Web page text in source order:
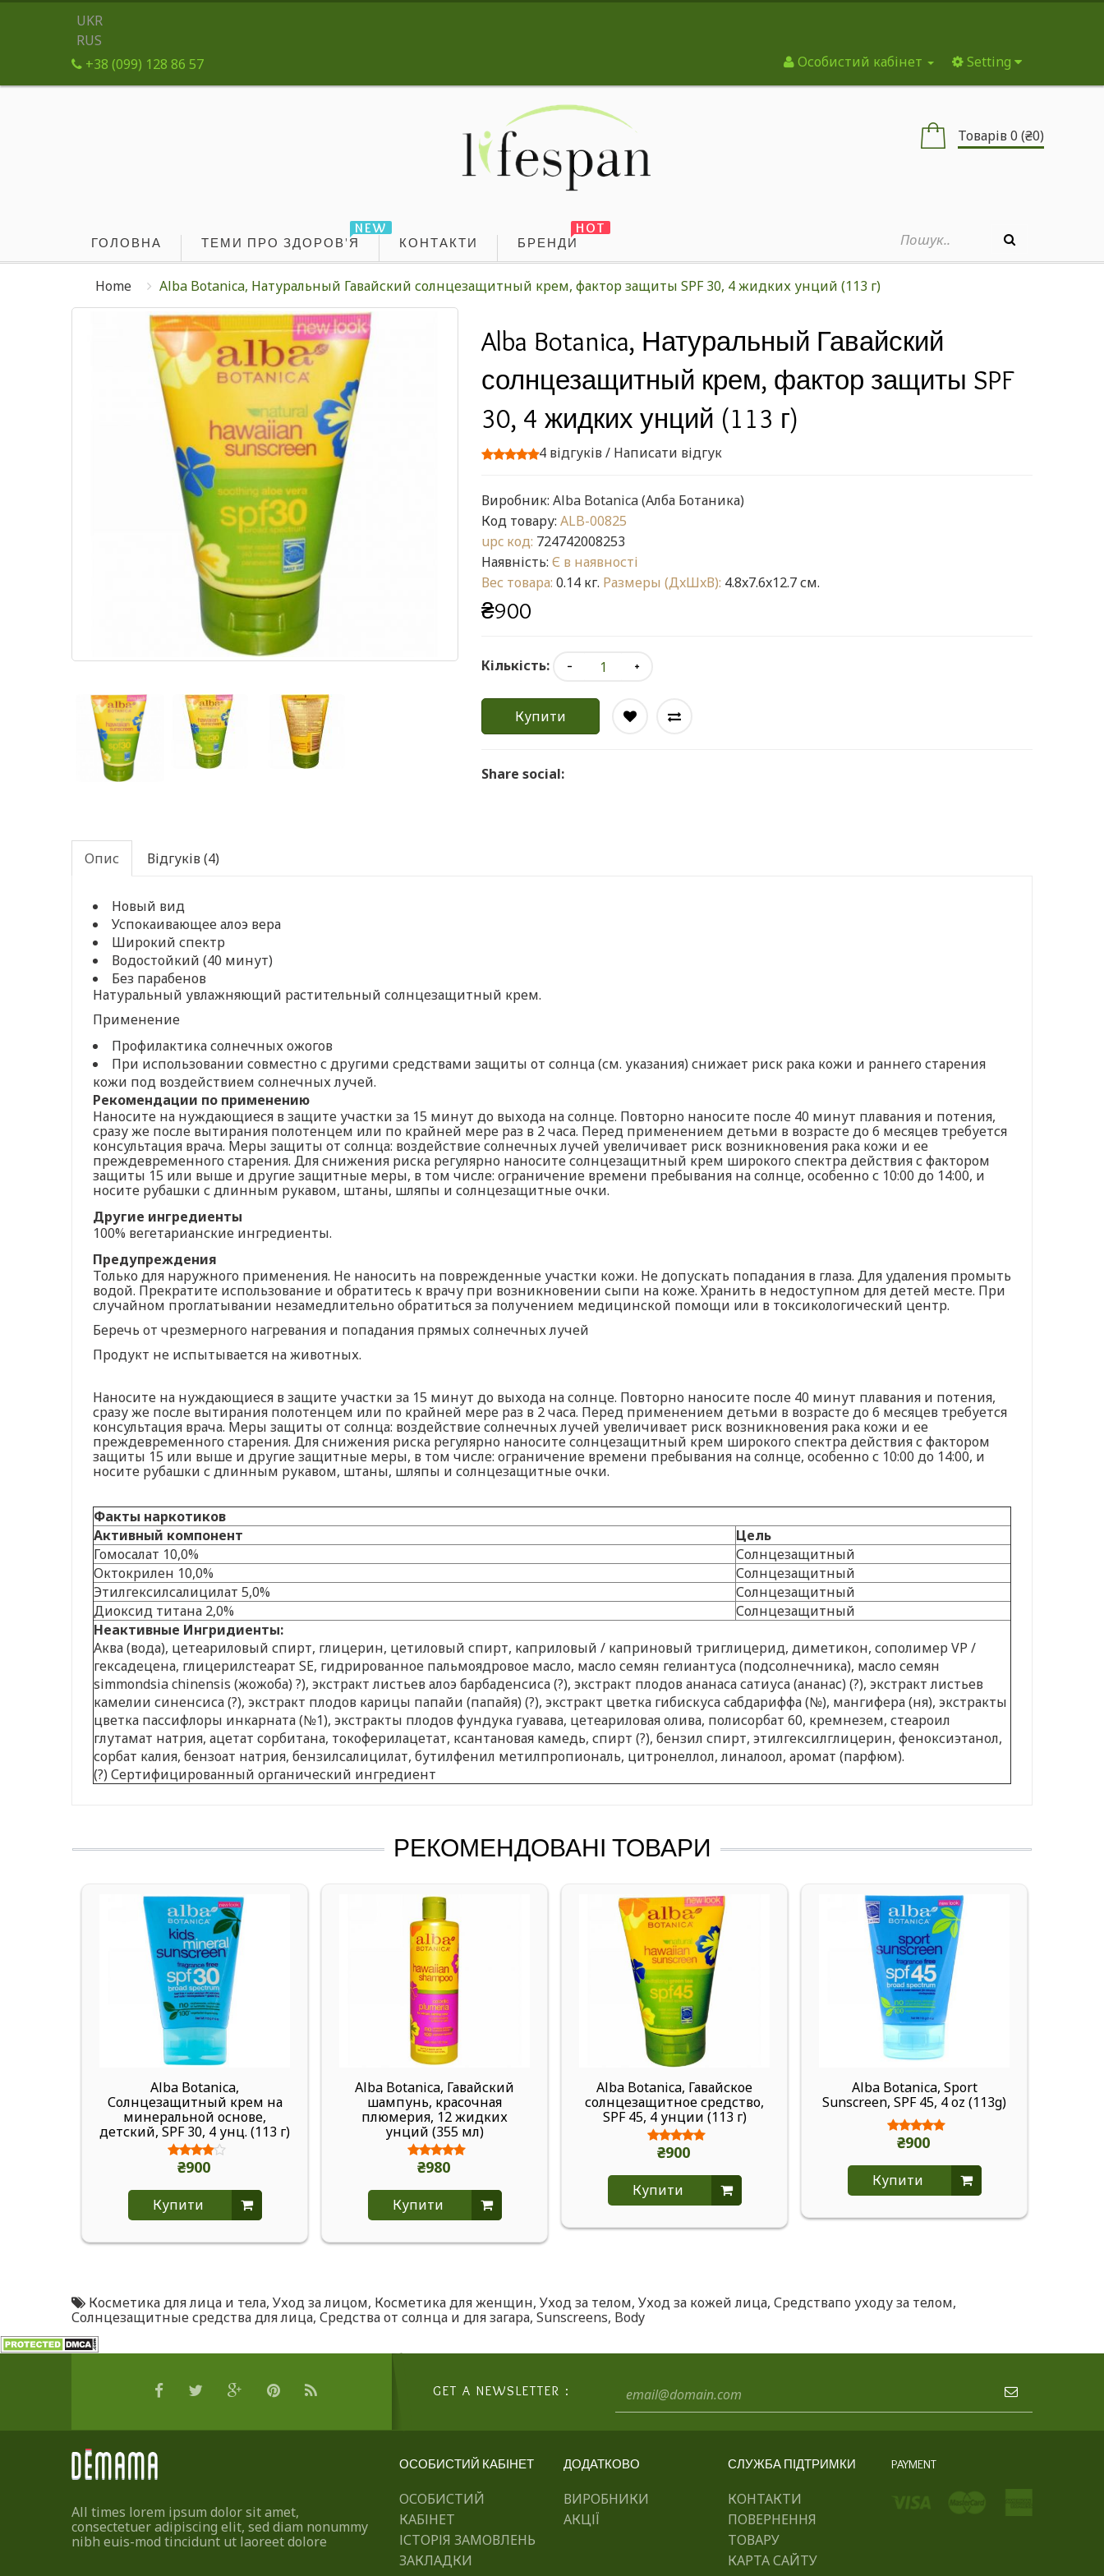
UKR
RUS
Особистий кабінет
Setting
+38 (099) 128 86 57
Товарів 0 (₴0)
ГОЛОВНА
NEW
ТЕМИ ПРО ЗДОРОВ'Я КОНТАКТИ
HOT
БРЕНДИ
Home Alba Botanica, Натуральный Гавайский солнцезащитный крем, фактор защиты SPF 30, 4 жидких унций (113 г)
Alba Botanica, Натуральный Гавайский
солнцезащитный крем, фактор защиты SPF
30, 4 жидких унций (113 г)
4 відгуків/ Написати відгук
Виробник:Alba Botanica (Алба Ботаника)
Код товару:ALB-00825
upc код: 724742008253
Наявність:Є в наявності
Вес товара: 0.14 кг. Размеры (ДxШxВ): 4.8x7.6x12.7 см.
₴900
Кількість:
Купити
Share social:
Опис Відгуків (4)
Новый вид
Успокаивающее алоэ вера
Широкий спектр
Водостойкий (40 минут)
Без парабенов
Натуральный увлажняющий растительный солнцезащитный крем.
Применение
Профилактика солнечных ожогов
При использовании совместно с другими средствами защиты от солнца (см. указания) снижает риск рака кожи и раннего старения
кожи под воздействием солнечных лучей.
Рекомендации по применению
Наносите на нуждающиеся в защите участки за 15 минут до выхода на солнце. Повторно наносите после 40 минут плавания и потения,
сразу же после вытирания полотенцем или по крайней мере раз в 2 часа. Перед применением детьми в возрасте до 6 месяцев требуется
консультация врача. Меры защиты от солнца: воздействие солнечных лучей увеличивает риск возникновения рака кожи и ее
преждевременного старения. Для снижения риска регулярно наносите солнцезащитный крем широкого спектра действия с фактором
защиты 15 или выше и другие защитные меры, в том числе: ограничение времени пребывания на солнце, особенно с 10:00 до 14:00, и
носите рубашки с длинным рукавом, штаны, шляпы и солнцезащитные очки.
Другие ингредиенты
100% вегетарианские ингредиенты.
Предупреждения
Только для наружного применения. Не наносить на поврежденные участки кожи. Не допускать попадания в глаза. Для удаления промыть
водой. Прекратите использование и обратитесь к врачу при возникновении сыпи на коже. Хранить в недоступном для детей месте. При
случайном проглатывании незамедлительно обратиться за получением медицинской помощи или в токсикологический центр.
Беречь от чрезмерного нагревания и попадания прямых солнечных лучей
Продукт не испытывается на животных.
Наносите на нуждающиеся в защите участки за 15 минут до выхода на солнце. Повторно наносите после 40 минут плавания и потения,
сразу же после вытирания полотенцем или по крайней мере раз в 2 часа. Перед применением детьми в возрасте до 6 месяцев требуется
консультация врача. Меры защиты от солнца: воздействие солнечных лучей увеличивает риск возникновения рака кожи и ее
преждевременного старения. Для снижения риска регулярно наносите солнцезащитный крем широкого спектра действия с фактором
защиты 15 или выше и другие защитные меры, в том числе: ограничение времени пребывания на солнце, особенно с 10:00 до 14:00, и
носите рубашки с длинным рукавом, штаны, шляпы и солнцезащитные очки.
Факты наркотиков
Активный компонент
Цель
Гомосалат 10,0%
Солнцезащитный
Октокрилен 10,0%
Солнцезащитный
Этилгексилсалицилат 5,0%
Солнцезащитный
Диоксид титана 2,0%
Солнцезащитный
Неактивные Ингридиенты:
Аква (вода), цетеариловый спирт, глицерин, цетиловый спирт, каприловый / каприновый триглицерид, диметикон, сополимер VP /
гексадецена, глицерилстеарат SE, гидрированное пальмоядровое масло, масло семян гелиантуса (подсолнечника), масло семян
simmondsia chinensis (жожоба) ?), экстракт листьев алоэ барбаденсиса (?), экстракт плодов ананаса сатиуса (ананас) (?), экстракт листьев
камелии синенсиса (?), экстракт плодов карицы папайи (папайя) (?), экстракт цветка гибискуса сабдариффа (№), мангифера (ня), экстракты
цветка пассифлоры инкарната (№1), экстракты плодов фундука гуавава, цетеариловая олива, полисорбат 60, кремнезем, стеароил
глутамат натрия, ацетат сорбитана, токоферилацетат, ксантановая камедь, спирт (?), бензил спирт, этилгексилглицерин, феноксиэтанол,
сорбат калия, бензоат натрия, бензилсалицилат, бутилфенил метилпропиональ, цитронеллол, линалоол, аромат (парфюм).
(?) Сертифицированный органический ингредиент
РЕКОМЕНДОВАНІ ТОВАРИ
Alba Botanica,
Солнцезащитный крем на
минеральной основе,
детский, SPF 30, 4 унц. (113 г)
₴900
Купити
Alba Botanica, Гавайский
шампунь, красочная
плюмерия, 12 жидких
унций (355 мл)
₴980
Купити
Alba Botanica, Гавайское
солнцезащитное средство,
SPF 45, 4 унции (113 г)
₴900
Купити
Alba Botanica, Sport
Sunscreen, SPF 45, 4 oz (113g)
₴900
Купити
Косметика для лица и тела, Уход за лицом, Косметика для женщин, Уход за телом, Уход за кожей лица, Средствапо уходу за телом,
Солнцезащитные средства для лица, Средства от солнца и для загара, Sunscreens, Body
GET A NEWSLETTER :
All times lorem ipsum dolor sit amet,
consectetuer adipiscing elit, sed diam nonummy
nibh euis-mod tincidunt ut laoreet dolore
ОСОБИСТИЙ КАБІНЕТ
ОСОБИСТИЙ
КАБІНЕТ
ІСТОРІЯ ЗАМОВЛЕНЬ
ЗАКЛАДКИ
ДОДАТКОВО
ВИРОБНИКИ
АКЦІЇ
СЛУЖБА ПІДТРИМКИ
КОНТАКТИ
ПОВЕРНЕННЯ
ТОВАРУ
КАРТА САЙТУ
PAYMENT